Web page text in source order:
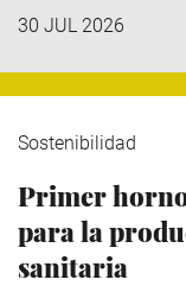
30 JUL 2026
Sostenibilidad
Primer
para la
sanitaria